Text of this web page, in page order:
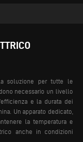
soluzione per tutte le
necessario un livello
e la durata dei
Un apparato dedicato,
la temperatura e
anche in condizioni